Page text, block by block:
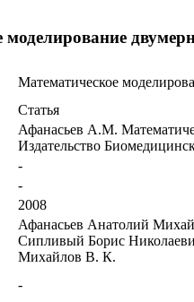
моделирование
Математическое
Статья
Афанасьев А.М.
Издательство
-
-
2008
Афанасьев Анатолий
Сипливый Борис
Михайлов В. К.
-